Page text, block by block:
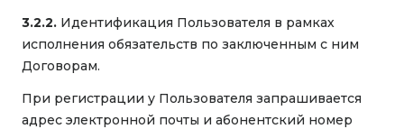
3.2.2. Идентификация Пользователя в рамках
исполнения обязательств по заключенным с ним
Договорам.
При регистрации у Пользователя запрашивается
адрес электронной почты и абонентский номер